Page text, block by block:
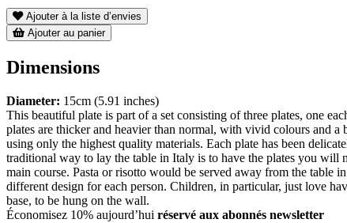
Ajouter à la liste d’envies
Ajouter au panier
Dimensions
Diameter: 15cm (5.91 inches)
This beautiful plate is part of a set consisting of three plates, one
plates are thicker and heavier than normal, with vivid colours and
using only the highest quality materials. Each plate has been
traditional way to lay the table in Italy is to have the plates you will
main course. Pasta or risotto would be served away from the table
different design for each person. Children, in particular, just love
base, to be hung on the wall.
Économisez 10% aujourd’hui réservé aux abonnés newsletter